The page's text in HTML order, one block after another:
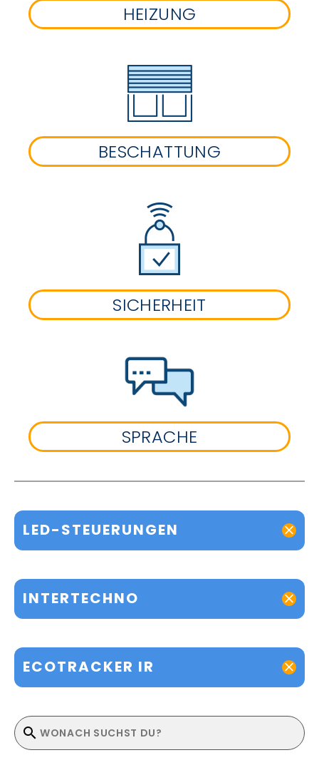
HEIZUNG
BESCHATTUNG
SICHERHEIT
SPRACHE
LED-STEUERUNGEN
INTERTECHNO
ECOTRACKER IR